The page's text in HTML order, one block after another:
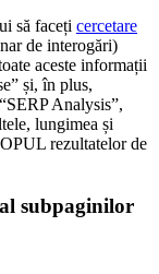
să faceți cercetare
de interogări)
aceste informații
și, în plus,
Analysis”,
lungimea și
rezultatelor de
subpaginilor